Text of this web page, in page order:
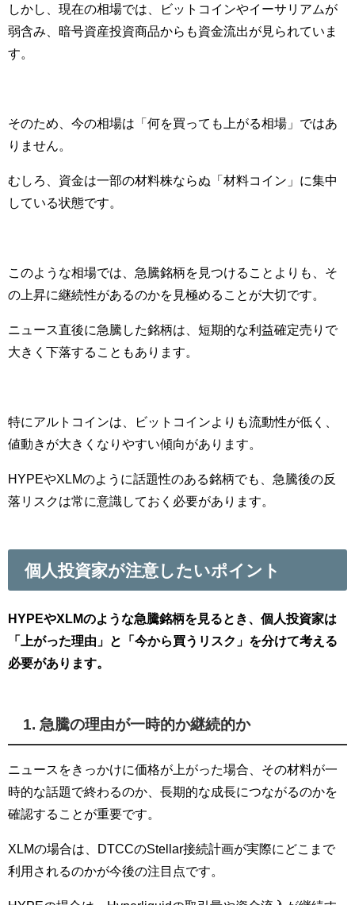
しかし、現在の相場では、ビットコインやイーサリアムが
弱含み、暗号資産投資商品からも資金流出が見られていま
す。
そのため、今の相場は「何を買っても上がる相場」ではあ
りません。
むしろ、資金は一部の材料株ならぬ「材料コイン」に集中
している状態です。
このような相場では、急騰銘柄を見つけることよりも、そ
の上昇に継続性があるのかを見極めることが大切です。
ニュース直後に急騰した銘柄は、短期的な利益確定売りで
大きく下落することもあります。
特にアルトコインは、ビットコインよりも流動性が低く、
値動きが大きくなりやすい傾向があります。
HYPEやXLMのように話題性のある銘柄でも、急騰後の反
落リスクは常に意識しておく必要があります。
個人投資家が注意したいポイント
HYPEやXLMのような急騰銘柄を見るとき、個人投資家は
「上がった理由」と「今から買うリスク」を分けて考える
必要があります。
1. 急騰の理由が一時的か継続的か
ニュースをきっかけに価格が上がった場合、その材料が一
時的な話題で終わるのか、長期的な成長につながるのかを
確認することが重要です。
XLMの場合は、DTCCのStellar接続計画が実際にどこまで
利用されるのかが今後の注目点です。